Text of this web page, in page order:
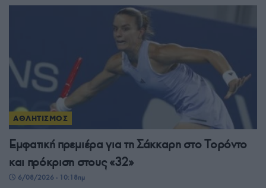
ΑΘΛΗΤΙΣΜΟΣ
Εμφατική πρεμιέρα για τη Σάκκαρη στο Τορόντο
και πρόκριση στους «32»
6/08/2026 - 10:18πμ